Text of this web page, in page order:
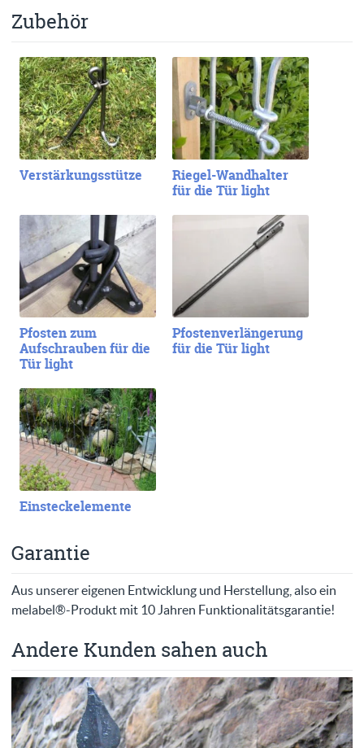
Zubehör
Verstärkungsstütze
Riegel-Wandhalter
für die Tür light
Pfosten zum
Aufschrauben für die
Tür light
Pfostenverlängerung
für die Tür light
Einsteckelemente
Garantie
Aus unserer eigenen Entwicklung und Herstellung, also ein
melabel®-Produkt mit 10 Jahren Funktionalitätsgarantie!
Andere Kunden sahen auch